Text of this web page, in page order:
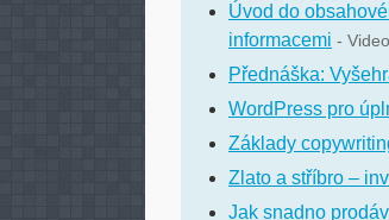
Úvod do
informacemi -
Přednáška:
WordPress pro
Základy
Zlato a stříbro –
Jak snadno